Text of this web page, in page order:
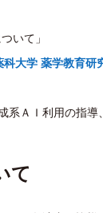
いて」
科大学 薬学教育研
系ＡＩ利用の指導
て